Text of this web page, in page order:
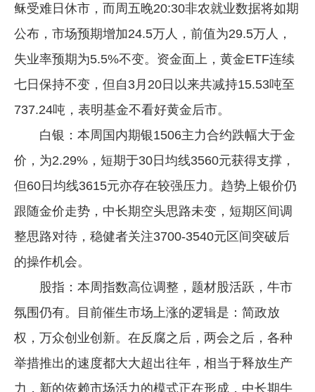
稣受难日休市，而周五晚20:30非农就业数据将如期
公布，市场预期增加24.5万人，前值为29.5万人，
失业率预期为5.5%不变。资金面上，黄金ETF连续
七日保持不变，但自3月20日以来共减持15.53吨至
737.24吨，表明基金不看好黄金后市。
白银：本周国内期银1506主力合约跌幅大于金
价，为2.29%，短期于30日均线3560元获得支撑，
但60日均线3615元亦存在较强压力。趋势上银价仍
跟随金价走势，中长期空头思路未变，短期区间调
整思路对待，稳健者关注3700-3540元区间突破后
的操作机会。
股指：本周指数高位调整，题材股活跃，牛市
氛围仍有。目前催生市场上涨的逻辑是：简政放
权，万众创业创新。在反腐之后，两会之后，各种
举措推出的速度都大大超出往年，相当于释放生产
力，新的依赖市场活力的模式正在形成，中长期牛